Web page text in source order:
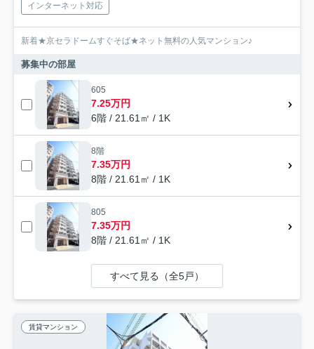
インターネット対応
新着★京セラドームすぐそば★ネット無料の人気マンション♪
募集中の部屋
605
7.25万円
6階 / 21.61㎡ / 1K
8階
7.35万円
8階 / 21.61㎡ / 1K
805
7.35万円
8階 / 21.61㎡ / 1K
すべて見る（全5戸）
賃貸マンション